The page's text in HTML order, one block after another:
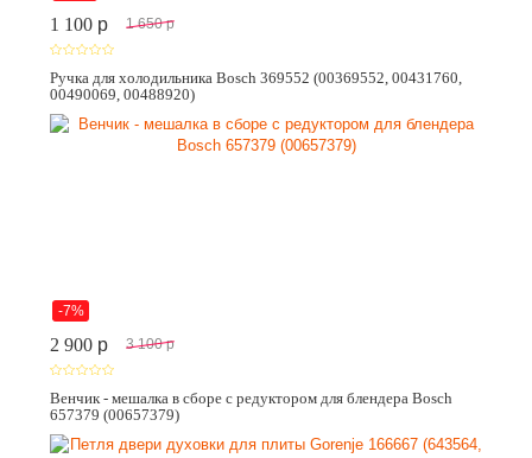
1 100 p 1 650 p
Ручка для холодильника Bosch 369552 (00369552, 00431760,
00490069, 00488920)
-7%
2 900 p 3 100 p
Венчик - мешалка в сборе с редуктором для блендера Bosch
657379 (00657379)